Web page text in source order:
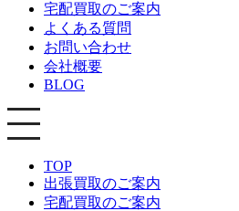
宅配買取のご案内
よくある質問
お問い合わせ
会社概要
BLOG
TOP
出張買取のご案内
宅配買取のご案内